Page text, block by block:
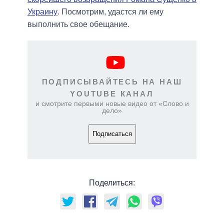
Украину. Посмотрим, удастся ли ему
выполнить свое обещание.
ПОДПИСЫВАЙТЕСЬ НА НАШ
YOUTUBE КАНАЛ
и смотрите первыми новые видео от «Слово и
дело»
Подписаться
Поделиться: